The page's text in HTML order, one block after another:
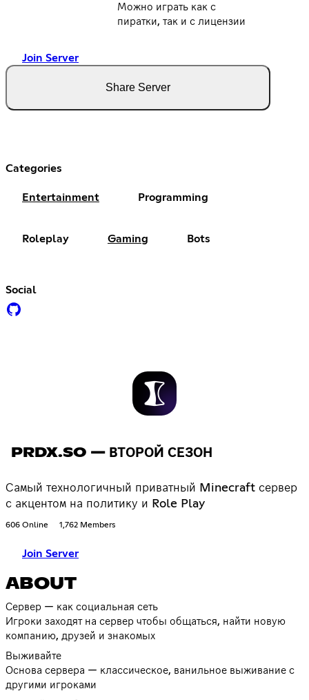
Можно играть как с
пиратки, так и с лицензии
Join Server
Share Server
Categories
Entertainment Programming
Roleplay Gaming Bots
Social
PRDX.SO — ВТОРОЙ СЕЗОН
Самый технологичный приватный Minecraft сервер
с акцентом на политику и Role Play
606 Online 1,762 Members
Join Server
ABOUT
Сервер — как социальная сеть
Игроки заходят на сервер чтобы общаться, найти новую
компанию, друзей и знакомых
Выживайте
Основа сервера — классическое, ванильное выживание с
другими игроками